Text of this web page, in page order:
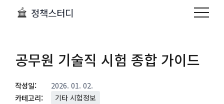
정책스터디
공무원 기술직 시험 종합 가이드
작성일:
2026. 01. 02.
카테고리:
기타 시험정보